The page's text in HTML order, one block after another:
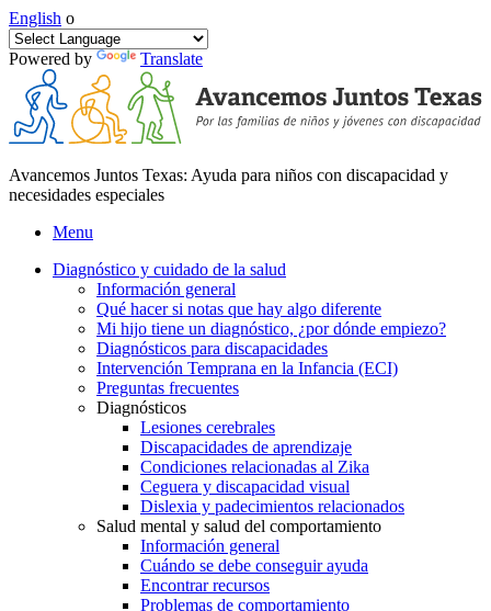
English o
Powered by Translate
Avancemos Juntos Texas: Ayuda para niños con discapacidad y
necesidades especiales
Menu
Diagnóstico y cuidado de la salud
Información general
Qué hacer si notas que hay algo diferente
Mi hijo tiene un diagnóstico, ¿por dónde empiezo?
Diagnósticos para discapacidades
Intervención Temprana en la Infancia (ECI)
Preguntas frecuentes
Diagnósticos
Lesiones cerebrales
Discapacidades de aprendizaje
Condiciones relacionadas al Zika
Ceguera y discapacidad visual
Dislexia y padecimientos relacionados
Salud mental y salud del comportamiento
Información general
Cuándo se debe conseguir ayuda
Encontrar recursos
Problemas de comportamiento